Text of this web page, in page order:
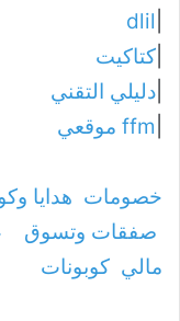
dlil
كتاكيت
دليلي التقني
ffm موقعي
خصومات هدايا
صفقات وتسوق
مالي كوبونات